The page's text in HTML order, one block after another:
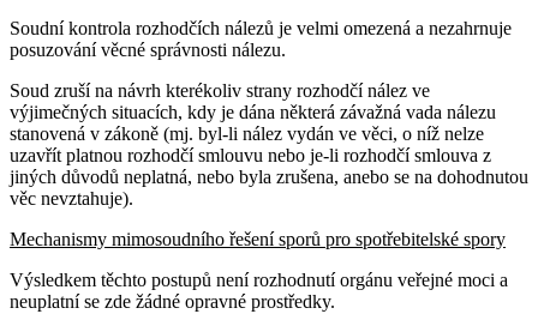
Soudní kontrola rozhodčích nálezů je velmi omezená a nezahrnuje
posuzování věcné správnosti nálezu.
Soud zruší na návrh kterékoliv strany rozhodčí nález ve
výjimečných situacích, kdy je dána některá závažná vada nálezu
stanovená v zákoně (mj. byl-li nález vydán ve věci, o níž nelze
uzavřít platnou rozhodčí smlouvu nebo je-li rozhodčí smlouva z
jiných důvodů neplatná, nebo byla zrušena, anebo se na dohodnutou
věc nevztahuje).
Mechanismy mimosoudního řešení sporů pro spotřebitelské spory
Výsledkem těchto postupů není rozhodnutí orgánu veřejné moci a
neuplatní se zde žádné opravné prostředky.